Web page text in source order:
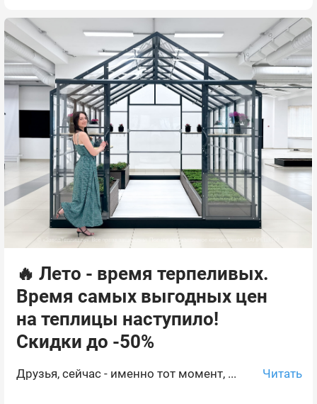
🔥 Лето - время терпеливых.
Время самых выгодных цен
на теплицы наступило!
Скидки до -50%
Друзья, сейчас - именно тот момент, ... Читать